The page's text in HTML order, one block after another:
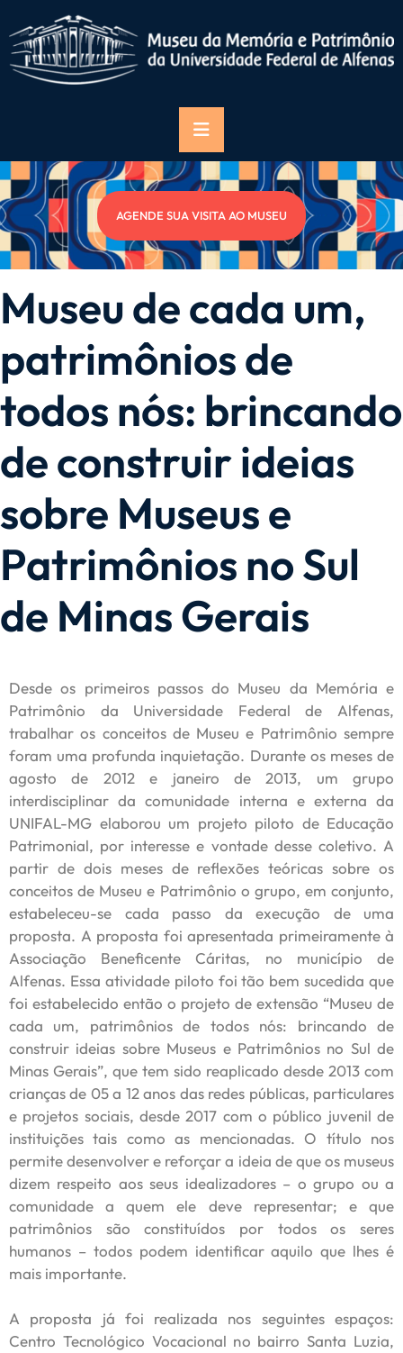
AGENDE SUA VISITA AO MUSEU
Museu de cada um,
patrimônios de
todos nós: brincando
de construir ideias
sobre Museus e
Patrimônios no Sul
de Minas Gerais
Desde os primeiros passos do Museu da Memória e
Patrimônio da Universidade Federal de Alfenas,
trabalhar os conceitos de Museu e Patrimônio sempre
foram uma profunda inquietação. Durante os meses de
agosto de 2012 e janeiro de 2013, um grupo
interdisciplinar da comunidade interna e externa da
UNIFAL-MG elaborou um projeto piloto de Educação
Patrimonial, por interesse e vontade desse coletivo. A
partir de dois meses de reflexões teóricas sobre os
conceitos de Museu e Patrimônio o grupo, em conjunto,
estabeleceu-se cada passo da execução de uma
proposta. A proposta foi apresentada primeiramente à
Associação Beneficente Cáritas, no município de
Alfenas. Essa atividade piloto foi tão bem sucedida que
foi estabelecido então o projeto de extensão “Museu de
cada um, patrimônios de todos nós: brincando de
construir ideias sobre Museus e Patrimônios no Sul de
Minas Gerais”, que tem sido reaplicado desde 2013 com
crianças de 05 a 12 anos das redes públicas, particulares
e projetos sociais, desde 2017 com o público juvenil de
instituições tais como as mencionadas. O título nos
permite desenvolver e reforçar a ideia de que os museus
dizem respeito aos seus idealizadores – o grupo ou a
comunidade a quem ele deve representar; e que
patrimônios são constituídos por todos os seres
humanos – todos podem identificar aquilo que lhes é
mais importante.
A proposta já foi realizada nos seguintes espaços:
Centro Tecnológico Vocacional no bairro Santa Luzia,